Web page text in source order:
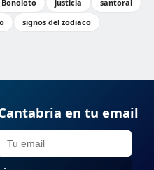
Bonoloto justicia
santoral
signos del zodiaco
en tu email